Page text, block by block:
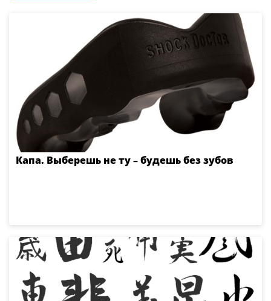
Капа. Выберешь не ту – будешь без зубов